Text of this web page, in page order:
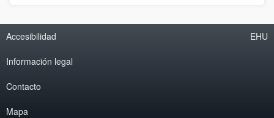
Accesibilidad
Información legal
Contacto
Mapa
EHU